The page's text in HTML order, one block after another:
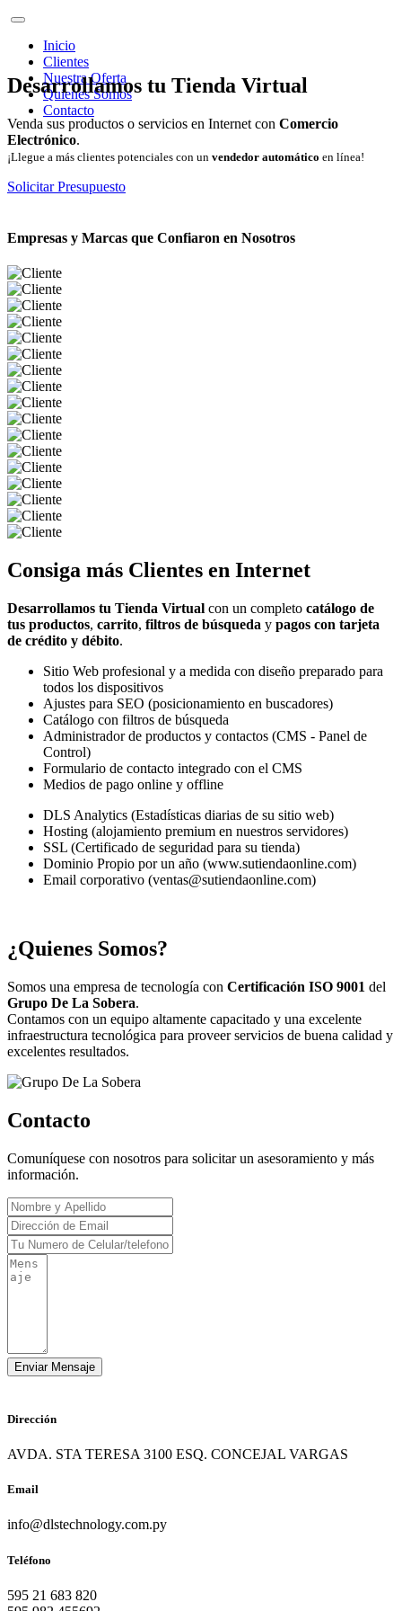
Inicio
Clientes
Nuestra Oferta
Quienes Somos
Contacto
Desarrollamos tu Tienda Virtual
Venda sus productos o servicios en Internet con Comercio
Electrónico.
¡Llegue a más clientes potenciales con un vendedor automático en línea!
Solicitar Presupuesto
Empresas y Marcas que Confiaron en Nosotros
Consiga más Clientes en Internet
Desarrollamos tu Tienda Virtual con un completo catálogo de
tus productos, carrito, filtros de búsqueda y pagos con tarjeta
de crédito y débito.
Sitio Web profesional y a medida con diseño preparado para
todos los dispositivos
Ajustes para SEO (posicionamiento en buscadores)
Catálogo con filtros de búsqueda
Administrador de productos y contactos (CMS - Panel de
Control)
Formulario de contacto integrado con el CMS
Medios de pago online y offline
DLS Analytics (Estadísticas diarias de su sitio web)
Hosting (alojamiento premium en nuestros servidores)
SSL (Certificado de seguridad para su tienda)
Dominio Propio por un año (www.sutiendaonline.com)
Email corporativo (ventas@sutiendaonline.com)
¿Quienes Somos?
Somos una empresa de tecnología con Certificación ISO 9001 del
Grupo De La Sobera.
Contamos con un equipo altamente capacitado y una excelente
infraestructura tecnológica para proveer servicios de buena calidad y
excelentes resultados.
Contacto
Comuníquese con nosotros para solicitar un asesoramiento y más
información.
Dirección
AVDA. STA TERESA 3100 ESQ. CONCEJAL VARGAS
Email
info@dlstechnology.com.py
Teléfono
595 21 683 820